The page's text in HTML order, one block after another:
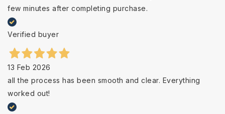
few minutes after completing purchase.
Verified buyer
13 Feb 2026
all the process has been smooth and clear. Everything
worked out!